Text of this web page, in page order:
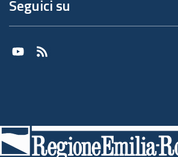
Seguici su
Youtube
RSS